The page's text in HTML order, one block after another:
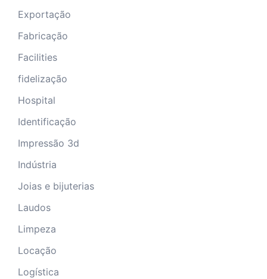
Exportação
Fabricação
Facilities
fidelização
Hospital
Identificação
Impressão 3d
Indústria
Joias e bijuterias
Laudos
Limpeza
Locação
Logística